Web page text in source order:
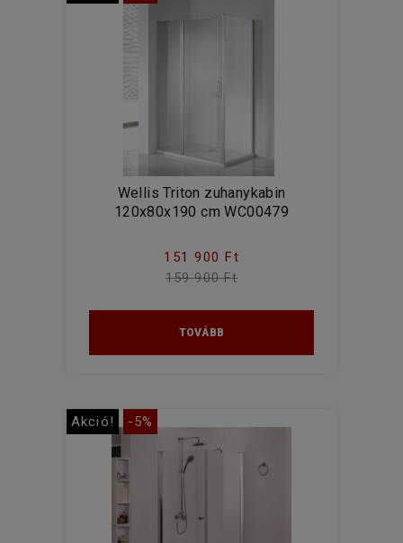
Wellis Triton zuhanykabin
120x80x190 cm WC00479
151 900 Ft
159 900 Ft
TOVÁBB
Akció! -5%